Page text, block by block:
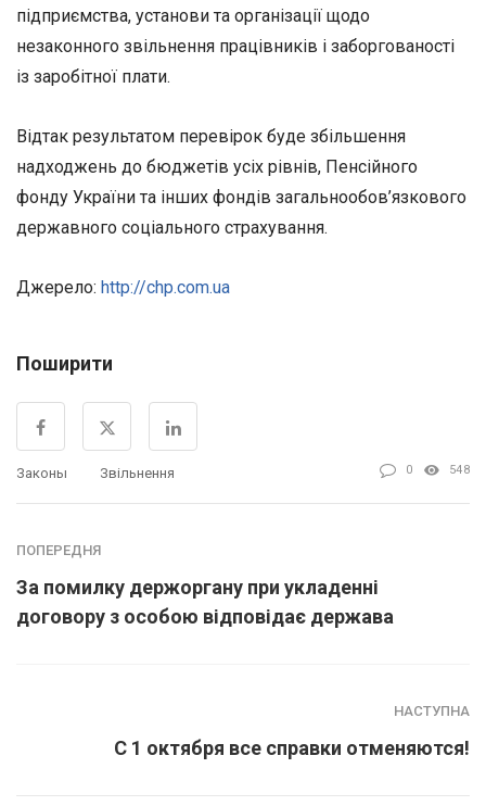
підприємства, установи та організації щодо
незаконного звільнення працівників і заборгованості
із заробітної плати.
Відтак результатом перевірок буде збільшення
надходжень до бюджетів усіх рівнів, Пенсійного
фонду України та інших фондів загальнообов’язкового
державного соціального страхування.
Джерело: http://chp.com.ua
Поширити
Законы Звільнення 0 548
ПОПЕРЕДНЯ
За помилку держоргану при укладенні
договору з особою відповідає держава
НАСТУПНА
С 1 октября все справки отменяются!